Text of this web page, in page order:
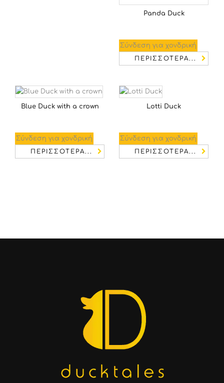
Panda Duck
Σύνδεση για χονδρική
ΠΕΡΙΣΣΌΤΕΡΑ...
Blue Duck with a crown
Σύνδεση για χονδρική
ΠΕΡΙΣΣΌΤΕΡΑ...
Lotti Duck
Σύνδεση για χονδρική
ΠΕΡΙΣΣΌΤΕΡΑ...